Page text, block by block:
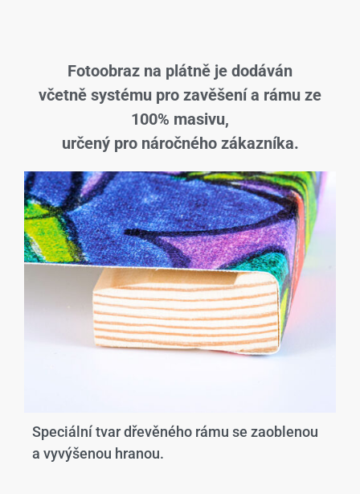
Fotoobraz na plátně je dodáván
včetně systému pro zavěšení a rámu ze
100% masivu,
určený pro náročného zákazníka.
Speciální tvar dřevěného rámu se zaoblenou
a vyvýšenou hranou.​